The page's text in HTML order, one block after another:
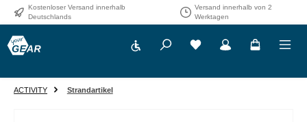
Zum Hauptinhalt springen
Kostenloser Versand innerhalb
Deutschlands
Versand innerhalb von 2
Werktagen
Werkzeugleiste anzeigen
ACTIVITY Strandartikel